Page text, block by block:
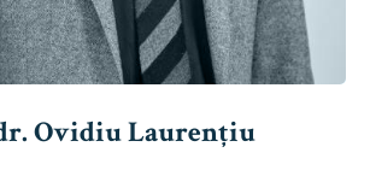
Ovidiu Laurențiu